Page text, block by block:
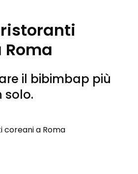
il bibimbap più
solo.